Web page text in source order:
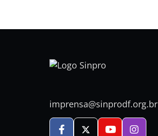
imprensa@sinprodf.org.br